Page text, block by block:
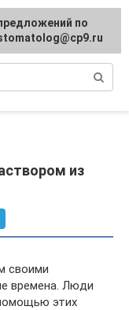
из
своими
времена. Люди
этих
по